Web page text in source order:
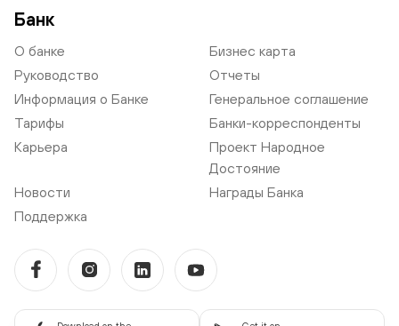
Банк
О банке
Бизнес карта
Руководство
Отчеты
Информация о Банке
Генеральное соглашение
Тарифы
Банки-корреспонденты
Карьера
Проект Народное
Достояние
Новости
Награды Банка
Поддержка